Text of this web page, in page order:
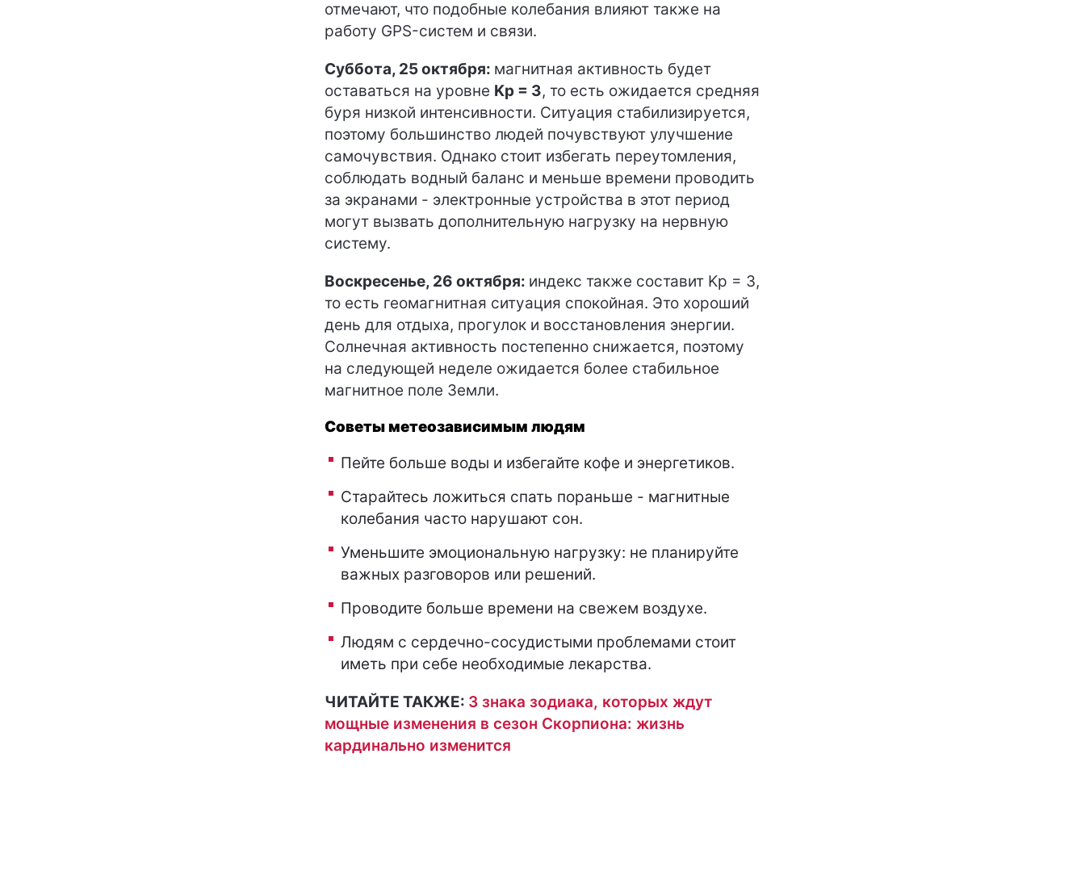
отмечают, что подобные колебания влияют также на
работу GPS-систем и связи.
Суббота, 25 октября: магнитная активность будет
оставаться на уровне Kp = 3, то есть ожидается средняя
буря низкой интенсивности. Ситуация стабилизируется,
поэтому большинство людей почувствуют улучшение
самочувствия. Однако стоит избегать переутомления,
соблюдать водный баланс и меньше времени проводить
за экранами - электронные устройства в этот период
могут вызвать дополнительную нагрузку на нервную
систему.
Воскресенье, 26 октября: индекс также составит Kp = 3,
то есть геомагнитная ситуация спокойная. Это хороший
день для отдыха, прогулок и восстановления энергии.
Солнечная активность постепенно снижается, поэтому
на следующей неделе ожидается более стабильное
магнитное поле Земли.
Советы метеозависимым людям
Пейте больше воды и избегайте кофе и энергетиков.
Старайтесь ложиться спать пораньше - магнитные
колебания часто нарушают сон.
Уменьшите эмоциональную нагрузку: не планируйте
важных разговоров или решений.
Проводите больше времени на свежем воздухе.
Людям с сердечно-сосудистыми проблемами стоит
иметь при себе необходимые лекарства.
ЧИТАЙТЕ ТАКЖЕ: 3 знака зодиака, которых ждут
мощные изменения в сезон Скорпиона: жизнь
кардинально изменится